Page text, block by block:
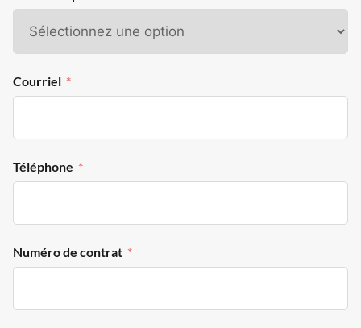
Courriel
Téléphone
Numéro de contrat